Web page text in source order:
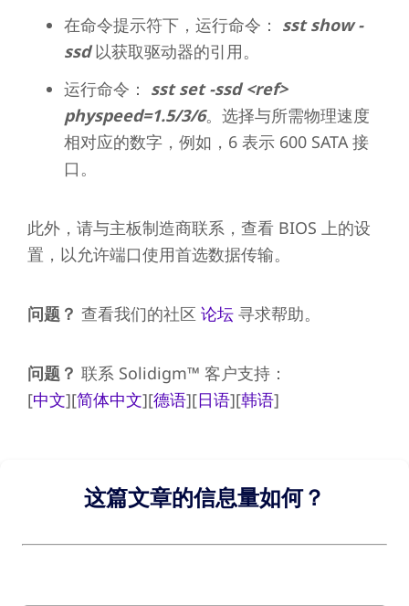
在命令提示符下，运行命令： sst show -
ssd以获取驱动器的引用。
运行命令： sst set -ssd <ref>
physpeed=1.5/3/6。选择与所需物理速度
相对应的数字，例如，6 表示 600 SATA 接
口。
此外，请与主板制造商联系，查看 BIOS 上的设
置，以允许端口使用首选数据传输。
问题？ 查看我们的社区 论坛寻求帮助。
问题？ 联系 Solidigm™ 客户支持：
[中文][简体中文][德语][日语][韩语]
这篇文章的信息量如何？